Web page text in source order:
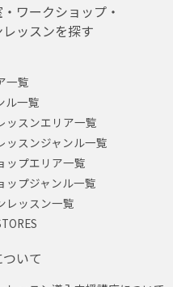
ワークショップ・
ッスンを探す
一覧
ル一覧
ッスンエリア一覧
ッスンジャンル一覧
ップエリア一覧
ップジャンル一覧
レッスン一覧
いて